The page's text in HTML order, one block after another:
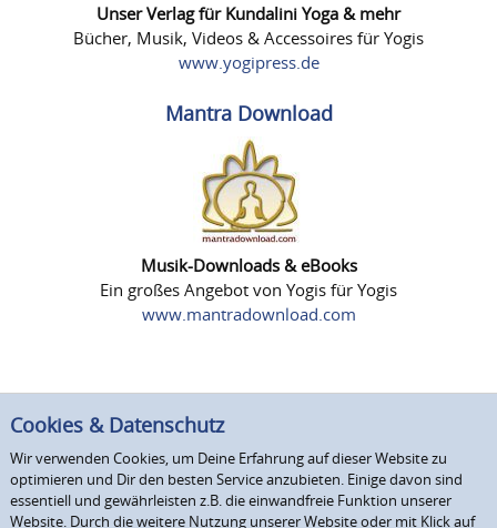
Unser Verlag für Kundalini Yoga & mehr
Bücher, Musik, Videos & Accessoires für Yogis
www.yogipress.de
Mantra Download
Musik-Downloads & eBooks
Ein großes Angebot von Yogis für Yogis
www.mantradownload.com
Cookies & Datenschutz
Wir verwenden Cookies, um Deine Erfahrung auf dieser Website zu
optimieren und Dir den besten Service anzubieten. Einige davon sind
essentiell und gewährleisten z.B. die einwandfreie Funktion unserer
Website. Durch die weitere Nutzung unserer Website oder mit Klick auf